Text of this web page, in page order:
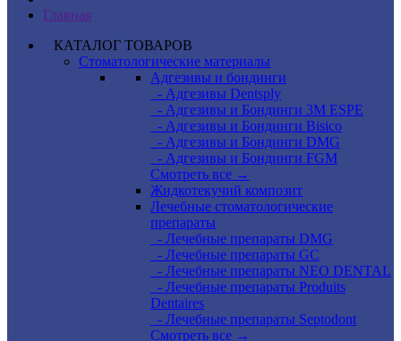
Главная
КАТАЛОГ ТОВАРОВ
Стоматологические материалы
Адгезивы и бондинги
- Адгезивы Dentsply
- Адгезивы и Бондинги 3M ESPE
- Адгезивы и Бондинги Bisico
- Адгезивы и Бондинги DMG
- Адгезивы и Бондинги FGM
Смотреть все →
Жидкотекучий композит
Лечебные стоматологические
препараты
- Лечебные препараты DMG
- Лечебные препараты GC
- Лечебные препараты NEO DENTAL
- Лечебные препараты Produits
Dentaires
- Лечебные препараты Septodont
Смотреть все →